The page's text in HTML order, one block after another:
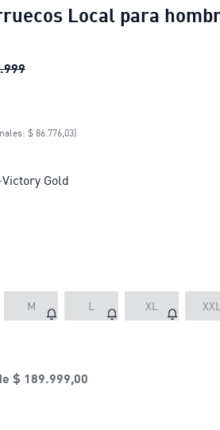
Local para
Camiseta Marruecos Local para
Marruecos Local para
$ 86.776,03)
Gold
M L XL
$ 189.999,00